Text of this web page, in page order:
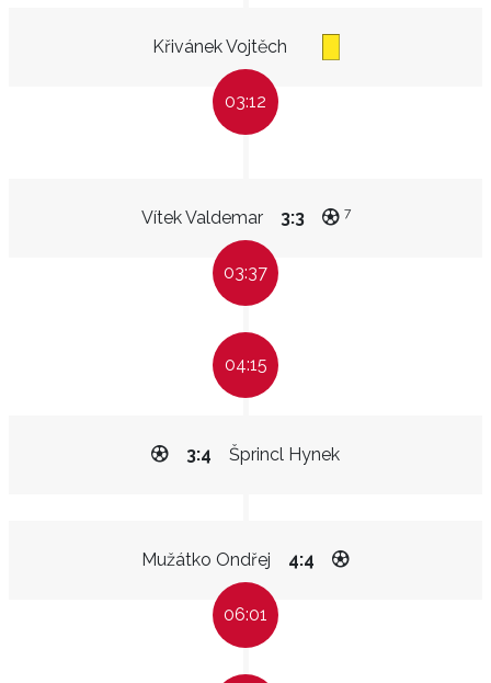
Křivánek Vojtěch
03:12
Vítek Valdemar 3:3 7
03:37
04:15
Šprincl Hynek
3:4
Mužátko Ondřej 4:4
06:01